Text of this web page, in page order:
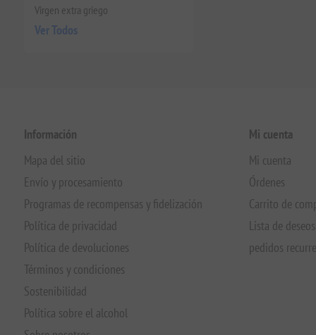
Virgen extra griego
Ver Todos
Información
Mapa del sitio
Envío y procesamiento
Programas de recompensas y fidelización
Política de privacidad
Política de devoluciones
Términos y condiciones
Sostenibilidad
Política sobre el alcohol
Mi cuenta
Mi cuenta
Órdenes
Carrito de
Lista de deseos
pedidos